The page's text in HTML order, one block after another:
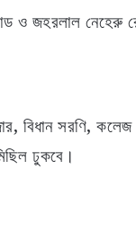
ও জহরলাল নেহেরু
সরণি, কলেজ
ঢুকবে।